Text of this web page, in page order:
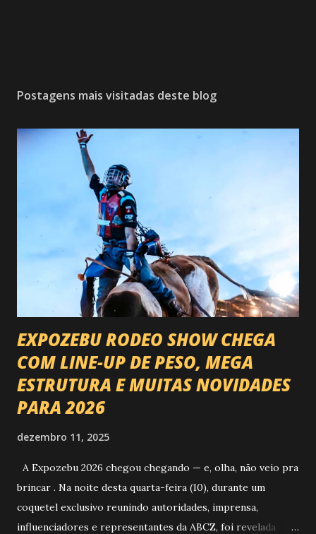
Postagens mais visitadas deste blog
EXPOZEBU RODEO SHOW CHEGA
COM LINE-UP DE PESO, MEGA
ESTRUTURA E MUITAS NOVIDADES
PARA 2026
dezembro 11, 2025
A Expozebu 2026 chegou chegando — e, olha, não veio pra
brincar . Na noite desta quarta-feira (10), durante um
coquetel exclusivo reunindo autoridades, imprensa,
influenciadores e representantes da ABCZ, foi revelada